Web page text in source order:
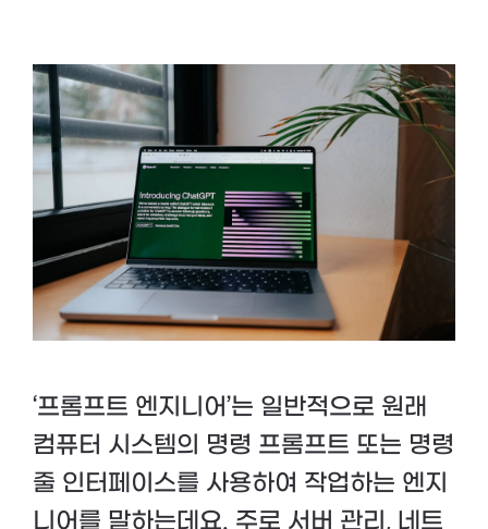
‘프롬프트 엔지니어’는 일반적으로 원래
컴퓨터 시스템의 명령 프롬프트 또는 명령
줄 인터페이스를 사용하여 작업하는 엔지
니어를 말하는데요. 주로 서버 관리, 네트